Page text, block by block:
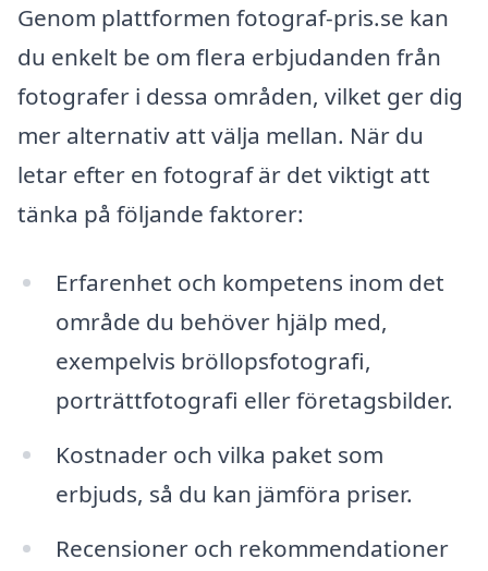
Genom plattformen fotograf-pris.se kan
du enkelt be om flera erbjudanden från
fotografer i dessa områden, vilket ger dig
mer alternativ att välja mellan. När du
letar efter en fotograf är det viktigt att
tänka på följande faktorer:
Erfarenhet och kompetens inom det
område du behöver hjälp med,
exempelvis bröllopsfotografi,
porträttfotografi eller företagsbilder.
Kostnader och vilka paket som
erbjuds, så du kan jämföra priser.
Recensioner och rekommendationer